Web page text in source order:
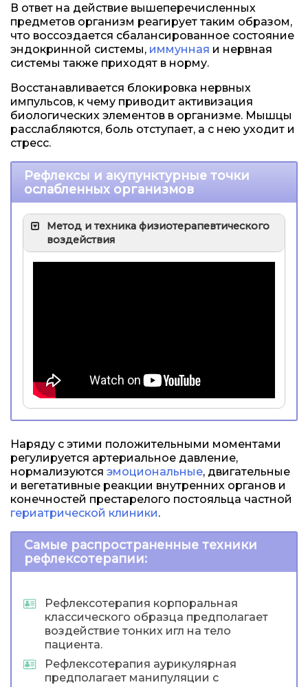
В ответ на действие вышеперечисленных
предметов организм реагирует таким образом,
что воссоздается сбалансированное состояние
эндокринной системы, иммунная и нервная
системы также приходят в норму.
Восстанавливается блокировка нервных
импульсов, к чему приводит активизация
биологических элементов в организме. Мышцы
расслабляются, боль отступает, а с нею уходит и
стресс.
Рефлексы и акупунктурные точки
ослабленных организмов
Метод и техника физиотерапевтического
воздействия
Наряду с этими положительными моментами
регулируется артериальное давление,
нормализуются эмоциональные, двигательные
и вегетативные реакции внутренних органов и
конечностей престарелого постояльца частной
гериатрической клиники.
Самые распространенные техники
рефлексотерапии:
Рефлексотерапия корпоральная
классического образца предполагает
воздействие тонких игл на тело
пациента.
Рефлексотерапия аурикулярная
предполагает манипуляции с